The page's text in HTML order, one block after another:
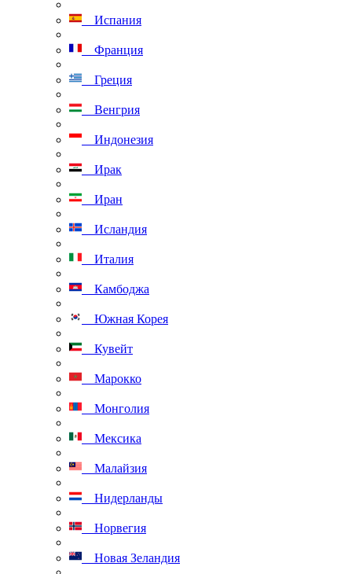
Испания
Франция
Греция
Венгрия
Индонезия
Ирак
Иран
Исландия
Италия
Камбоджа
Южная Корея
Кувейт
Марокко
Монголия
Мексика
Малайзия
Нидерланды
Норвегия
Новая Зеландия